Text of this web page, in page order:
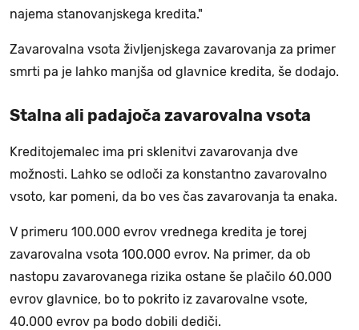
najema stanovanjskega kredita."
Zavarovalna vsota življenjskega zavarovanja za primer
smrti pa je lahko manjša od glavnice kredita, še dodajo.
Stalna ali padajoča zavarovalna vsota
Kreditojemalec ima pri sklenitvi zavarovanja dve
možnosti. Lahko se odloči za konstantno zavarovalno
vsoto, kar pomeni, da bo ves čas zavarovanja ta enaka.
V primeru 100.000 evrov vrednega kredita je torej
zavarovalna vsota 100.000 evrov. Na primer, da ob
nastopu zavarovanega rizika ostane še plačilo 60.000
evrov glavnice, bo to pokrito iz zavarovalne vsote,
40.000 evrov pa bodo dobili dediči.